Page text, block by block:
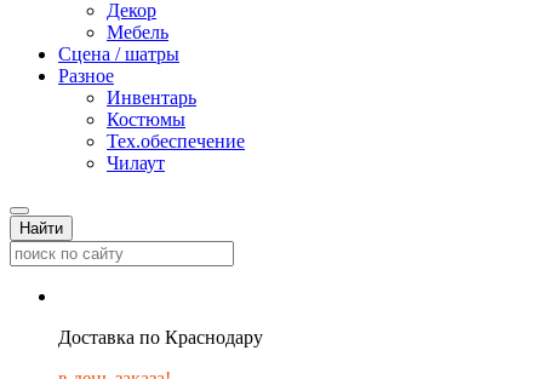
Декор
Мебель
Сцена / шатры
Разное
Инвентарь
Костюмы
Тех.обеспечение
Чилаут
Найти
Доставка по Краснодару